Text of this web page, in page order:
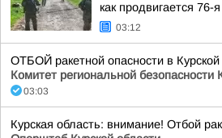
как продвигается
03:12
ОТБОЙ ракетной опасности в
Комитет региональной безопасности
03:03
Курская область: внимание! Отбой